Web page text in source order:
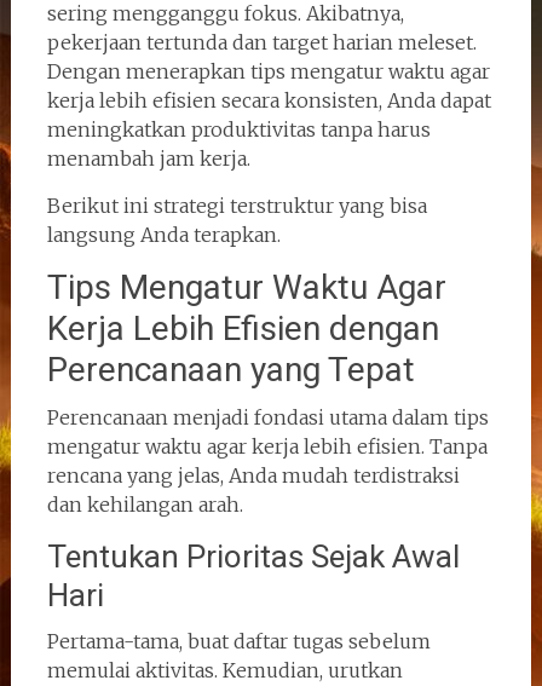
sering mengganggu fokus. Akibatnya,
pekerjaan tertunda dan target harian meleset.
Dengan menerapkan tips mengatur waktu agar
kerja lebih efisien secara konsisten, Anda dapat
meningkatkan produktivitas tanpa harus
menambah jam kerja.
Berikut ini strategi terstruktur yang bisa
langsung Anda terapkan.
Tips Mengatur Waktu Agar
Kerja Lebih Efisien dengan
Perencanaan yang Tepat
Perencanaan menjadi fondasi utama dalam tips
mengatur waktu agar kerja lebih efisien. Tanpa
rencana yang jelas, Anda mudah terdistraksi
dan kehilangan arah.
Tentukan Prioritas Sejak Awal
Hari
Pertama-tama, buat daftar tugas sebelum
memulai aktivitas. Kemudian, urutkan